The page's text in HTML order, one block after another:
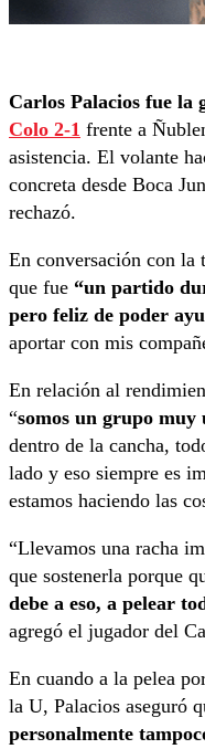
Carlos Palacios fue la
Colo 2-1 frente a
asistencia. El volante
concreta desde Boca
rechazó.
En conversación con la
que fue “un partido
pero feliz de poder
aportar con mis
En relación al
“somos un grupo muy
dentro de la cancha,
lado y eso siempre es
estamos haciendo las
“Llevamos una racha
que sostenerla porque
debe a eso, a pelear
agregó el jugador del
En cuando a la pelea
la U, Palacios aseguró
personalmente